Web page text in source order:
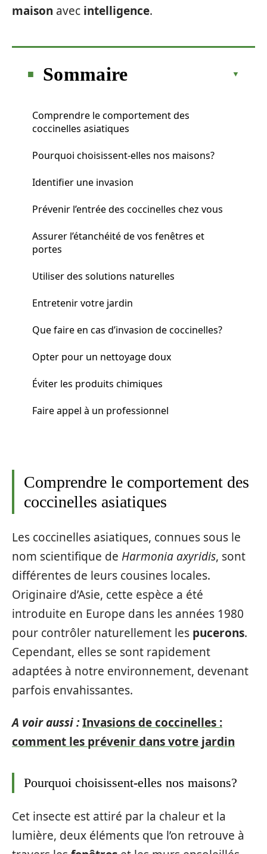
maison avec intelligence.
Sommaire
Comprendre le comportement des
coccinelles asiatiques
Pourquoi choisissent-elles nos maisons?
Identifier une invasion
Prévenir l’entrée des coccinelles chez vous
Assurer l’étanchéité de vos fenêtres et
portes
Utiliser des solutions naturelles
Entretenir votre jardin
Que faire en cas d’invasion de coccinelles?
Opter pour un nettoyage doux
Éviter les produits chimiques
Faire appel à un professionnel
Comprendre le comportement des
coccinelles asiatiques
Les coccinelles asiatiques, connues sous le
nom scientifique de Harmonia axyridis, sont
différentes de leurs cousines locales.
Originaire d’Asie, cette espèce a été
introduite en Europe dans les années 1980
pour contrôler naturellement les pucerons.
Cependant, elles se sont rapidement
adaptées à notre environnement, devenant
parfois envahissantes.
A voir aussi :Invasions de coccinelles :
comment les prévenir dans votre jardin
Pourquoi choisissent-elles nos maisons?
Cet insecte est attiré par la chaleur et la
lumière, deux éléments que l’on retrouve à